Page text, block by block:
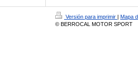
Versión para imprimir | Mapa
© BERROCAL MOTOR SPORT